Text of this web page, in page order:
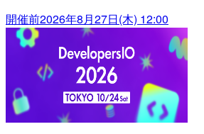
開催前2026年8月27日(木) 12:00